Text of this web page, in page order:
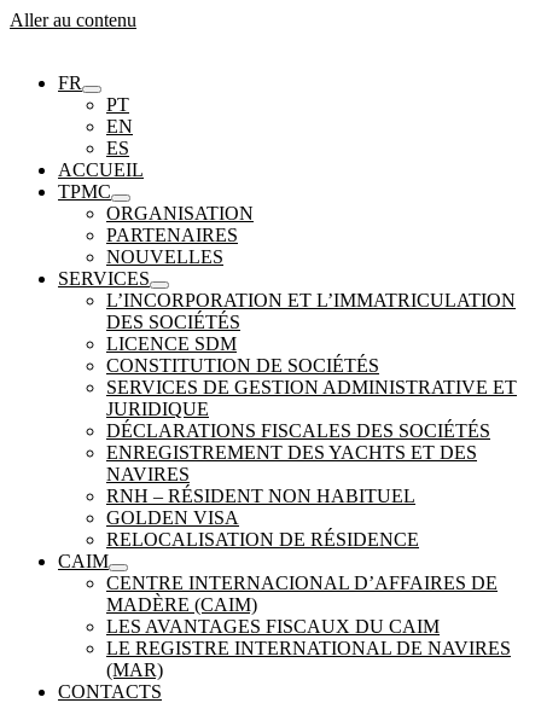
Aller au contenu
FR
PT
EN
ES
ACCUEIL
TPMC
ORGANISATION
PARTENAIRES
NOUVELLES
SERVICES
L’INCORPORATION ET L’IMMATRICULATION
DES SOCIÉTÉS
LICENCE SDM
CONSTITUTION DE SOCIÉTÉS
SERVICES DE GESTION ADMINISTRATIVE ET
JURIDIQUE
DÉCLARATIONS FISCALES DES SOCIÉTÉS
ENREGISTREMENT DES YACHTS ET DES
NAVIRES
RNH – RÉSIDENT NON HABITUEL
GOLDEN VISA
RELOCALISATION DE RÉSIDENCE
CAIM
CENTRE INTERNACIONAL D’AFFAIRES DE
MADÈRE (CAIM)
LES AVANTAGES FISCAUX DU CAIM
LE REGISTRE INTERNATIONAL DE NAVIRES
(MAR)
CONTACTS